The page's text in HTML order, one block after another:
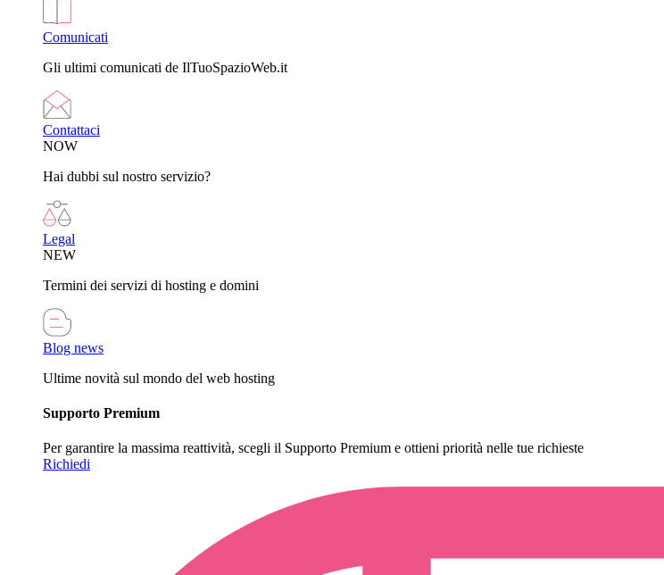
Comunicati
Gli ultimi comunicati de IlTuoSpazioWeb.it
Contattaci
NOW
Hai dubbi sul nostro servizio?
Legal
NEW
Termini dei servizi di hosting e domini
Blog news
Ultime novità sul mondo del web hosting
Supporto Premium
Per garantire la massima reattività, scegli il Supporto Premium e ottieni priorità nelle tue richieste
Richiedi